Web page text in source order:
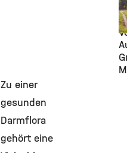
Zu einer
gesunden
Darmflora
gehört eine